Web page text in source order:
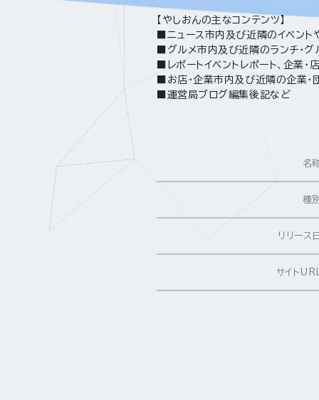
【やしおんの主なコンテンツ】
■ニュース市内及び近隣のイベン
■グルメ市内及び近隣のランチ・
■レポートイベントレポート、企業・
■お店・企業市内及び近隣の企業・
■運営局ブログ編集後記など
名
種
リリース
サイト